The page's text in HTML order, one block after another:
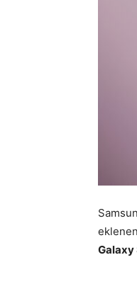
Galaxy